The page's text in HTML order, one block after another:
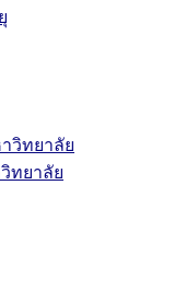
วิทยาลัย
ทยาลัย